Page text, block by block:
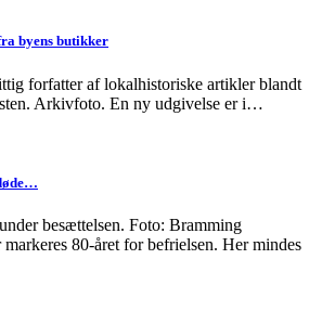
byens butikker
forfatter af lokalhistoriske artikler blandt
Arkivfoto. En ny udgivelse er i…
besættelsen. Foto: Bramming
80-året for befrielsen. Her mindes